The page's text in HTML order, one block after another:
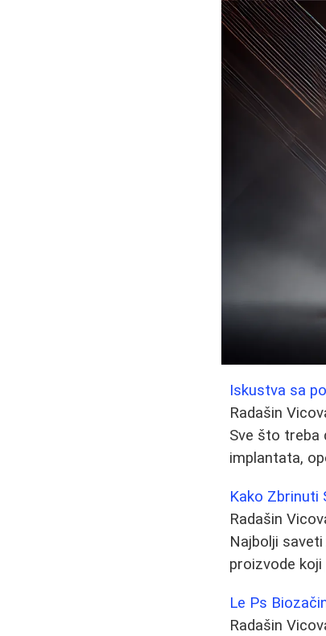
Iskustva sa
Radašin
Sve što treba
implantata,
Kako Zbrinuti
Radašin
Najbolji
proizvode
Le Ps
Radašin